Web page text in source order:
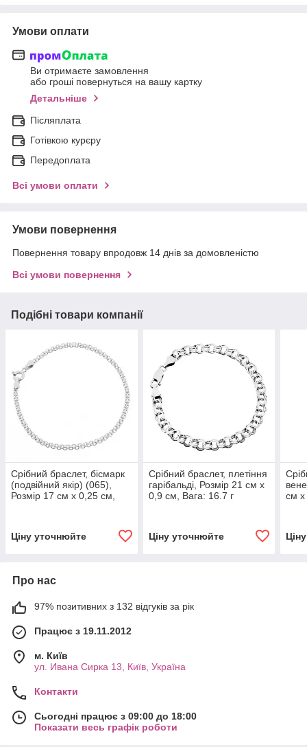
Умови оплати
Ви отримаєте замовлення
або гроші повернуться на вашу картку
Детальніше
Післяплата
Готівкою курєру
Передоплата
Всі умови оплати
Умови повернення
Повернення товару впродовж 14 днів за домовленістю
Всі умови повернення
Подібні товари компанії
Срібний браслет, бісмарк
(подвійний якір) (065),
Розмір 17 см x 0,25 см,
Ціну уточнюйте
Срібний браслет, плетіння
гарібальді, Розмір 21 см x
0,9 см, Вага: 16.7 г
Ціну уточнюйте
см x
Про нас
97% позитивних з 132 відгуків за рік
Працює з 19.11.2012
м. Київ
ул. Ивана Сирка 13, Київ, Україна
Контакти
Сьогодні працює з 09:00 до 18:00
Показати весь графік роботи